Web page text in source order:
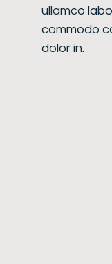
ullamco
commodo
dolor in.